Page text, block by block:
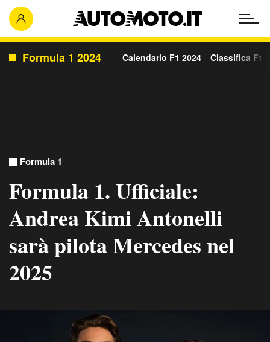
Formula 1 2024 Calendario F1 2024 Classifica F1
Formula 1
Formula 1. Ufficiale:
Andrea Kimi Antonelli
sarà pilota Mercedes nel
2025